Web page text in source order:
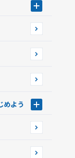
共同利用のお知
めよう